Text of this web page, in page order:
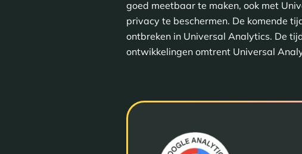
goed meetbaar te maken, ook met
privacy te beschermen. De komende
ontbreken in Universal Analytics. De
ontwikkelingen omtrent Universal